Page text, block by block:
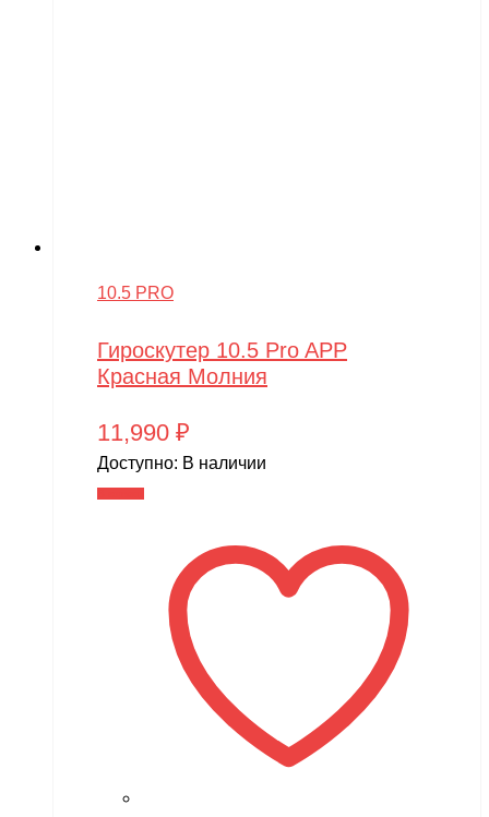
10.5 PRO
Гироскутер 10.5 Pro APP
Красная Молния
11,990 ₽
Доступно: В наличии